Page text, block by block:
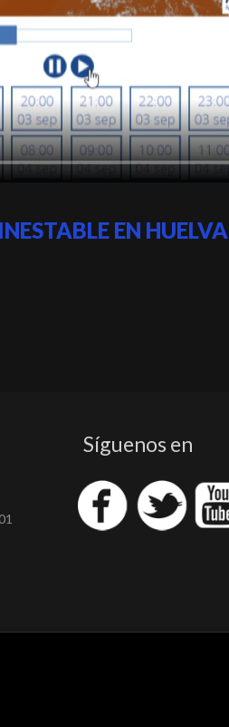
EN HUELVA
Síguenos en